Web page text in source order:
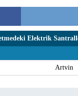
Elektrik
Artvin